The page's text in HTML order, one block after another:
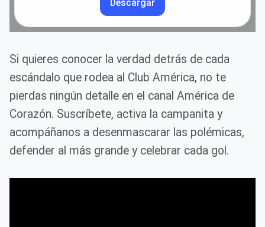
Descargar
Si quieres conocer la verdad detrás de cada
escándalo que rodea al Club América, no te
pierdas ningún detalle en el canal América de
Corazón. Suscríbete, activa la campanita y
acompáñanos a desenmascarar las polémicas,
defender al más grande y celebrar cada gol.